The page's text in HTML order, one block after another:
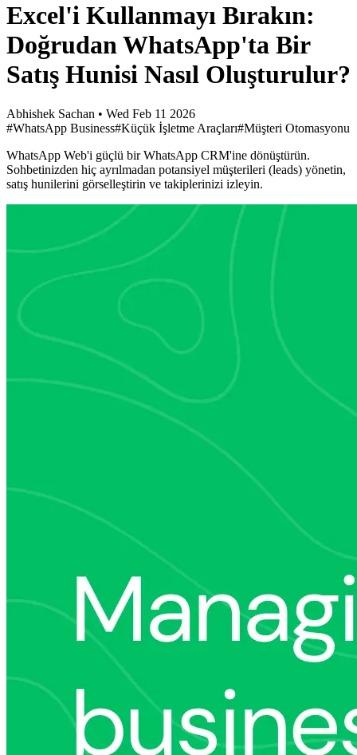
Excel'i Kullanmayı Bırakın:
Doğrudan WhatsApp'ta Bir
Satış Hunisi Nasıl Oluşturulur?
Abhishek Sachan • Wed Feb 11 2026
#WhatsApp Business#Küçük İşletme Araçları#Müşteri Otomasyonu
WhatsApp Web'i güçlü bir WhatsApp CRM'ine dönüştürün.
Sohbetinizden hiç ayrılmadan potansiyel müşterileri (leads) yönetin,
satış hunilerini görselleştirin ve takiplerinizi izleyin.